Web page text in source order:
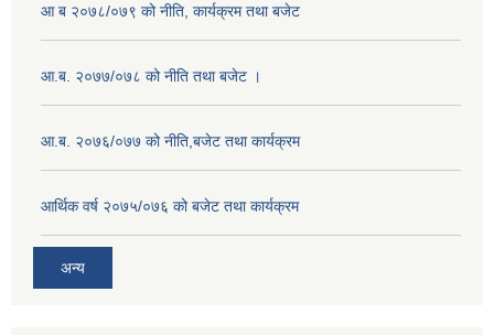
आ ब २०७८/०७९ को नीति, कार्यक्रम तथा बजेट
आ.ब. २०७७/०७८ को नीति तथा बजेट ।
आ.ब. २०७६/०७७ को नीति,बजेट तथा कार्यक्रम
आर्थिक वर्ष २०७५/०७६ को बजेट तथा कार्यक्रम
अन्य